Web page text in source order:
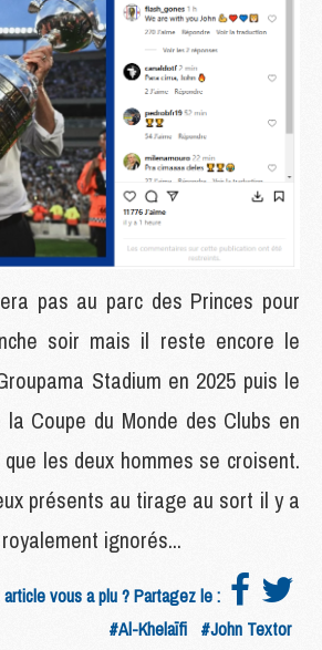
pas au parc des Princes pour
soir mais il reste encore le
Stadium en 2025 puis le
Coupe du Monde des Clubs en
les deux hommes se croisent.
présents au tirage au sort il y a
ignorés...
vous a plu ? Partagez le :
#Al-Khelaïfi #John Textor